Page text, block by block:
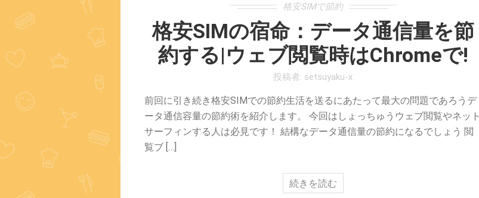
格安SIMで節約
格安SIMの宿命：データ通信量を節
約する|ウェブ閲覧時はChromeで!
投稿者: setsuyaku-x
前回に引き続き格安SIMでの節約生活を送るにあたって最大の問題であろうデ
ータ通信容量の節約術を紹介します。 今回はしょっちゅうウェブ閲覧やネット
サーフィンする人は必見です！ 結構なデータ通信量の節約になるでしょう 閲
覧ブ […]
続きを読む